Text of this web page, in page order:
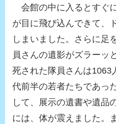
会館の中に入るとすぐ
が目に飛び込んできて、
しまいました。さらに足
員さんの遺影がズラーッ
死された隊員さんは1063
代前半の若者たちであっ
して、展示の遺書や遺品
には、体が震えました。